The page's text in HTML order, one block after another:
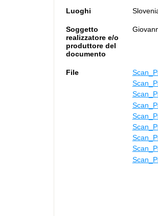
Luoghi
Soggetto
realizzatore e/o
produttore del
documento
File